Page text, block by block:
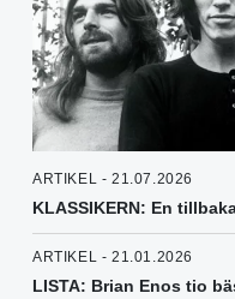
ARTIKEL - 21.07.2026
KLASSIKERN: En
ARTIKEL - 21.01.2026
LISTA: Brian Enos tio